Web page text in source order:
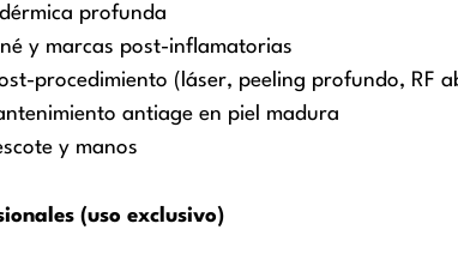
profunda
y marcas post-inflamatorias
procedimiento (láser, peeling profundo, RF
antiage en piel madura
y manos
(uso exclusivo)